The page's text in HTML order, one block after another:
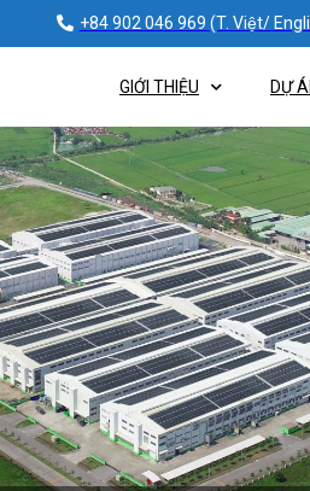
+84 902 046 969 (T. Việt/
GIỚI THIỆU DỰ